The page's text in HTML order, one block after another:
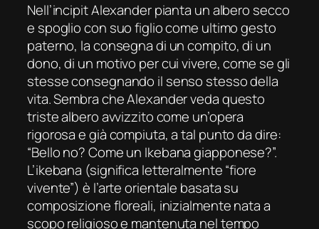
Nell’incipit Alexander pianta un albero secco
e spoglio con suo figlio come ultimo gesto
paterno, la consegna di un compito, di un
dono, di un motivo per cui vivere, come se gli
stesse consegnando il senso stesso della
vita. Sembra che Alexander veda questo
triste albero avvizzito come un’opera
rigorosa e già compiuta, a tal punto da dire:
“Bello no? Come un Ikebana giapponese?”.
L’ikebana (significa letteralmente “fiore
vivente”) è l’arte orientale basata su
composizione floreali, inizialmente nata a
scopo religioso e mantenuta nel tempo